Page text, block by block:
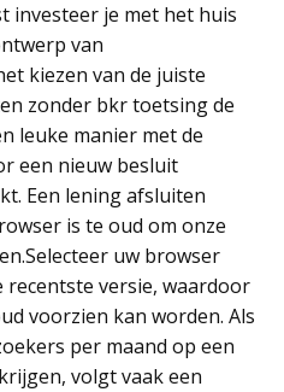
investeer je met het huis
van
kiezen van de juiste
zonder bkr toetsing de
leuke manier met de
een nieuw besluit
Een lening afsluiten
is te oud om onze
uw browser
recentste versie, waardoor
voorzien kan worden. Als
per maand op een
volgt vaak een